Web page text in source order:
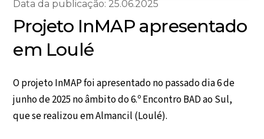
Data da publicação: 25.06.2025
Projeto InMAP apresentado
em Loulé
O projeto InMAP foi apresentado no passado dia 6 de
junho de 2025 no âmbito do 6.º Encontro BAD ao Sul,
que se realizou em Almancil (Loulé).